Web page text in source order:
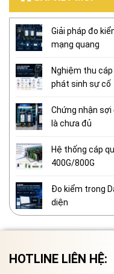
Giải pháp đo
mạng quang
Nghiệm thu
phát sinh sự cố
Chứng nhận sợi
là chưa đủ
Hệ thống cáp
400G/800G
Đo kiểm trong
diện
HOTLINE LIÊN HỆ: